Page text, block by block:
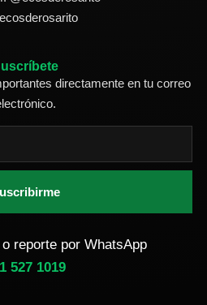
directamente en tu correo
reporte por WhatsApp
527 1019